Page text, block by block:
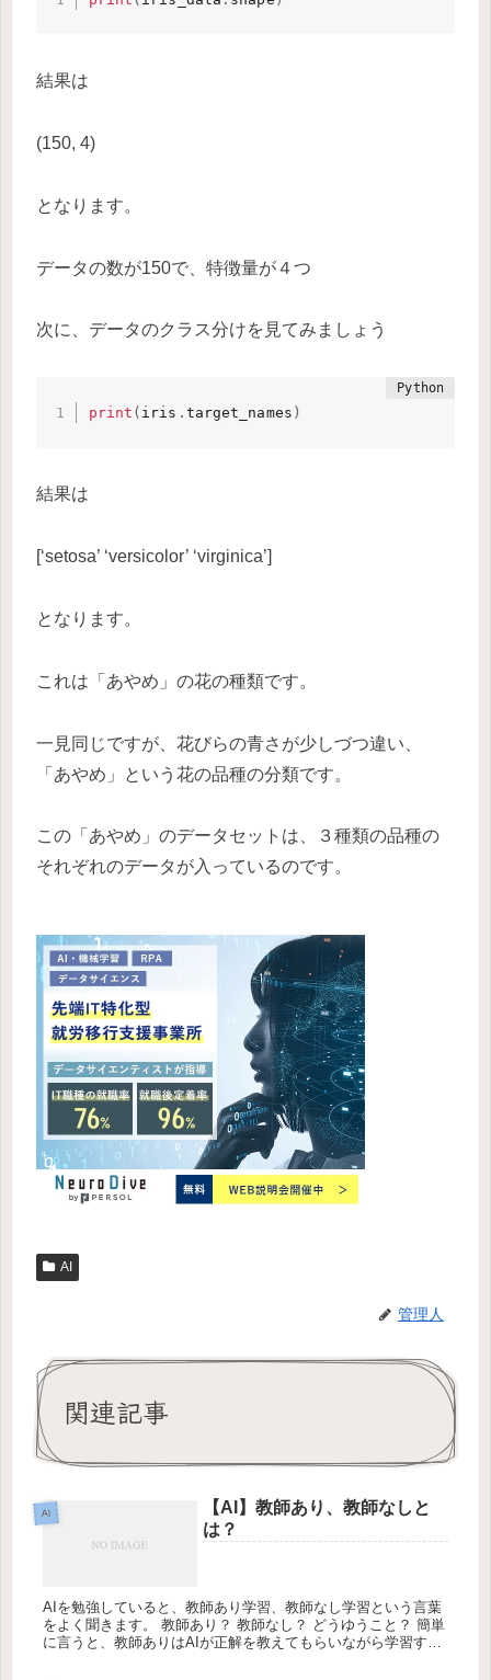
結果は
(150, 4)
となります。
データの数が150で、特徴量が４つ
次に、データのクラス分けを見てみましょう
print ( iris . target_names )
結果は
[‘setosa’ ‘versicolor’ ‘virginica’]
となります。
これは「あやめ」の花の種類です。
一見同じですが、花びらの青さが少しづつ違い、
「あやめ」という花の品種の分類です。
この「あやめ」のデータセットは、３種類の品種の
それぞれのデータが入っているのです。
AI
管理人
関連記事
AI
【AI】教師あり、教師なしと
は？
AIを勉強していると、教師あり学習、教師なし学習という言葉
をよく聞きます。 教師あり？ 教師なし？ どうゆうこと？ 簡単
に言うと、教師ありはAIが正解を教えてもらいながら学習する